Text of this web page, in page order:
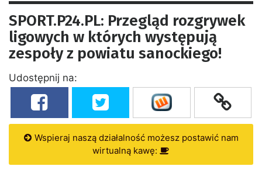
SPORT.P24.PL: Przegląd rozgrywek
ligowych w których występują
zespoły z powiatu sanockiego!
Udostępnij na:
Wspieraj naszą działalność możesz postawić nam
wirtualną kawę: